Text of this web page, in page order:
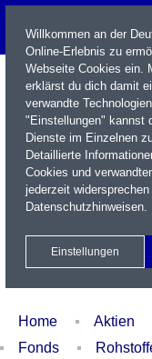
Name / WKN / ISIN / Kürzel
Xetra Realtime
Home Aktien
Fonds
Willkommen an der
Online-Erlebnis zu
Webseite Cookies ein.
erklärst du dich damit
verwandte
"Einstellungen" kannst
Dienste im Einzelnen
Detaillierte
Cookies und
jederzeit
Datenschutzhinweisen.
Einstellungen